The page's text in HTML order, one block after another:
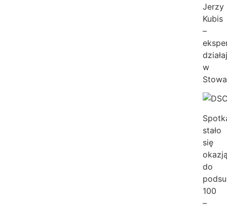
Jerzy
Kubis
–
w
stało
się
do
100
–